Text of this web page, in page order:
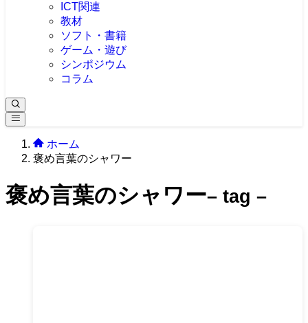
ICT関連
教材
ソフト・書籍
ゲーム・遊び
シンポジウム
コラム
ホーム
褒め言葉のシャワー
褒め言葉のシャワー– tag –